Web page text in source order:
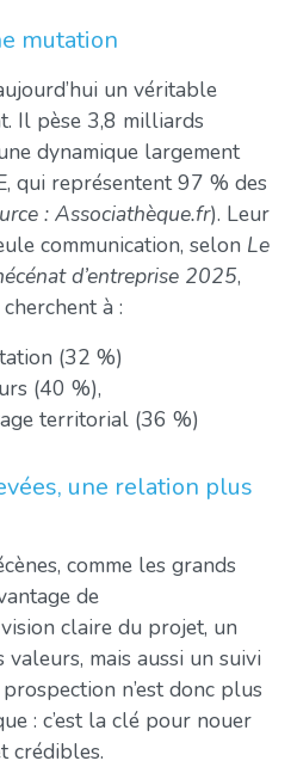
mutation
un véritable
Il pèse 3,8 milliards
dynamique largement
qui représentent 97 % des
: Associathèque.fr). Leur
communication, selon Le
d’entreprise 2025,
à :
(32 %)
(40 %),
territorial (36 %)
une relation plus
comme les grands
de
claire du projet, un
mais aussi un suivi
n’est donc plus
: c’est la clé pour nouer
crédibles.